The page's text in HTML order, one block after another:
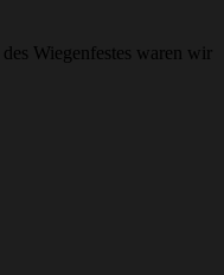
Wiegenfestes waren wir